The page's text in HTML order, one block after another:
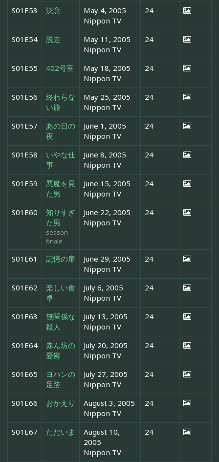
S01E53 決意
May 4, 2005
Nippon TV
24
S01E54 脱走
May 11, 2005
Nippon TV
24
S01E55 402号室
May 18, 2005
Nippon TV
24
S01E56
終わらな
い旅
May 25, 2005
Nippon TV
24
S01E57
あの日の
夜
June 1, 2005
Nippon TV
24
S01E58
いやな仕
事
June 8, 2005
Nippon TV
24
S01E59
悪魔を見
た男
June 15, 2005
Nippon TV
24
S01E60
知りすぎ
た男
season
finale
June 22, 2005
Nippon TV
24
S01E61 記憶の扉
June 29, 2005
Nippon TV
24
S01E62
楽しい食
卓
July 6, 2005
Nippon TV
24
S01E63
無関係な
殺人
July 13, 2005
Nippon TV
24
S01E64
赤ん坊の
憂鬱
July 20, 2005
Nippon TV
24
S01E65
ヨハンの
足跡
July 27, 2005
Nippon TV
24
S01E66 おかえり
August 3, 2005
Nippon TV
24
S01E67 ただいま
August 10,
2005
Nippon TV
24